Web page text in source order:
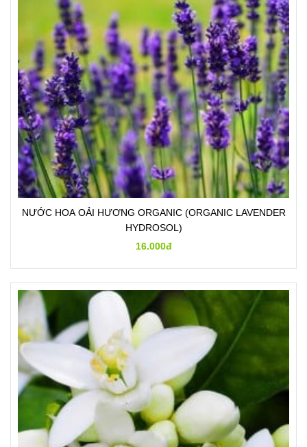
NƯỚC HOA OẢI HƯƠNG ORGANIC (ORGANIC LAVENDER
HYDROSOL)
16.000đ